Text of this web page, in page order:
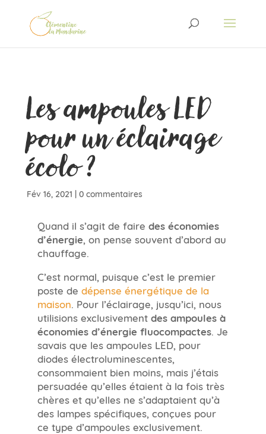
Les ampoules LED
pour un éclairage
écolo ?
Fév 16, 2021 | 0 commentaires
Quand il s’agit de faire des économies
d’énergie, on pense souvent d’abord au
chauffage.
C’est normal, puisque c’est le premier
poste de dépense énergétique de la
maison . Pour l’éclairage, jusqu’ici, nous
utilisions exclusivement des ampoules à
économies d’énergie fluocompactes. Je
savais que les ampoules LED, pour
diodes électroluminescentes,
consommaient bien moins, mais j’étais
persuadée qu’elles étaient à la fois très
chères et qu’elles ne s’adaptaient qu’à
des lampes spécifiques, conçues pour
ce type d’ampoules exclusivement.